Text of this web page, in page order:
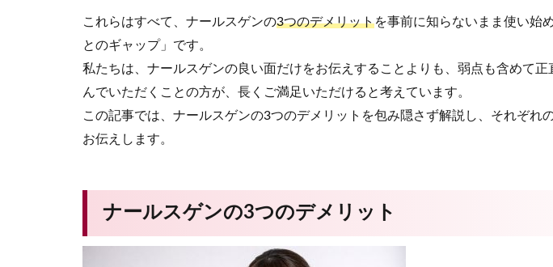
これらはすべて、ナールスゲンの3つのデメリットを事前に知らないまま使い始
とのギャップ」です。
私たちは、ナールスゲンの良い面だけをお伝えすることよりも、弱点も含めて正
んでいただくことの方が、長くご満足いただけると考えています。
この記事では、ナールスゲンの3つのデメリットを包み隠さず解説し、それぞれ
お伝えします。
ナールスゲンの3つのデメリット